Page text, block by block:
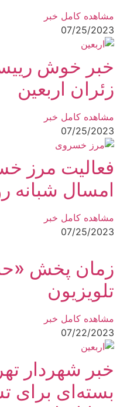
مشاهده کامل خبر
07/25/2023
خبر خوش رییس
زئران اربعین
مشاهده کامل خبر
07/25/2023
فعالیت مرز
امسال شبانه
مشاهده کامل خبر
07/25/2023
زمان پخش
تلویزیون
مشاهده کامل خبر
07/22/2023
خبر شهردار
بسته‌ای برای